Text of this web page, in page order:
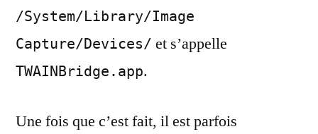
/System/Library/Image
Capture/Devices/ et s’appelle
TWAINBridge.app.
Une fois que c’est fait, il est parfois